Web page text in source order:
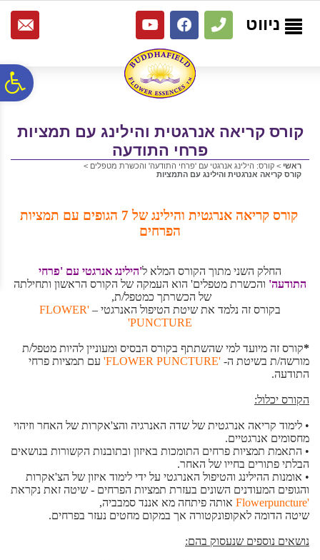
נגישות
אתר
המרכזי
ניווט
קורס קריאה אנרגטית והילינג עם תמציות
פרחי התודעה
ראשי > קורס: הילינג אנרגטי עם 'פרחי התודעה' והכשרת מטפלים >
קורס קריאה אנרגטית והילינג עם התמציות
קורס קריאה אנרגטית והילינג של 7 הגופים עם תמציות
הפרחים
החלק השני מתוך הקורס המלא ל'הילינג אנרגטי עם 'פרחי
התודעה' והכשרת מטפלים' הוא העמקה של הקורס הראשון ותחילתה
של הכשרתך כמטפל/ת,
בקורס זה נלמד את שיטת הטיפול האנרגטי – 'FLOWER
PUNCTURE'
*קורס זה מיועד למי שהשתתף בקורס הבסיס ומעוניין להיות מטפל/ת
מורשה/ת בשיטת ה- 'FLOWER PUNCTURE'
עם תמציות פרחי
התודעה.
הקורס יכלול:
• לימוד קריאה אנרגטית של שדה האנרגיה והצ'אקרות של האחר וזיהוי
מחסומים אנרגטיים.
• התאמת תמציות פרחים התומכות באיזון ובתובנות הקשורות בנושאים
הבלתי פתורים בחייו של האחר.
• אומנות ההילינג והטיפול האנרגטי על ידי לימוד איזון של הצ'אקרות
והגופים המעודנים השונים בעזרת תמציות הפרחים - שיטה זאת נקראת
'Flowerpuncture
אותה פיתחה מא אננד סמבביה,
שיטה הדומה לאקופונקטורה אך במקום מחטים נעזר בפרחים.
נושאים נוספים שנעסוק בהם: